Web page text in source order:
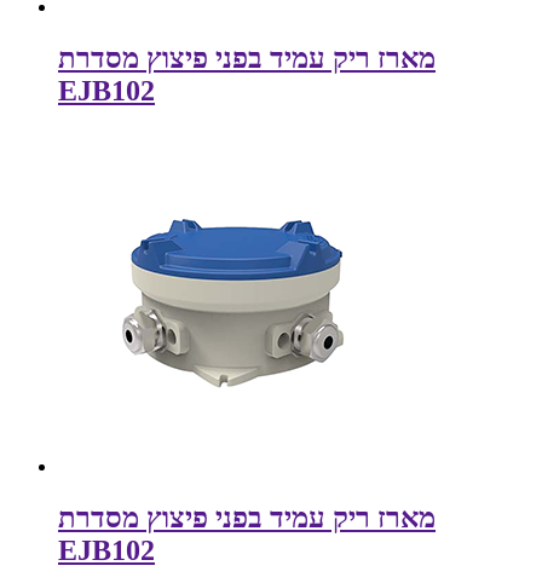
מארז ריק עמיד בפני פיצוץ מסדרת
EJB102
מארז ריק עמיד בפני פיצוץ מסדרת
EJB102